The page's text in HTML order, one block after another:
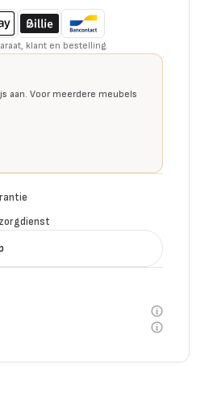
klant en bestelling.
aan. Voor meerdere meubels